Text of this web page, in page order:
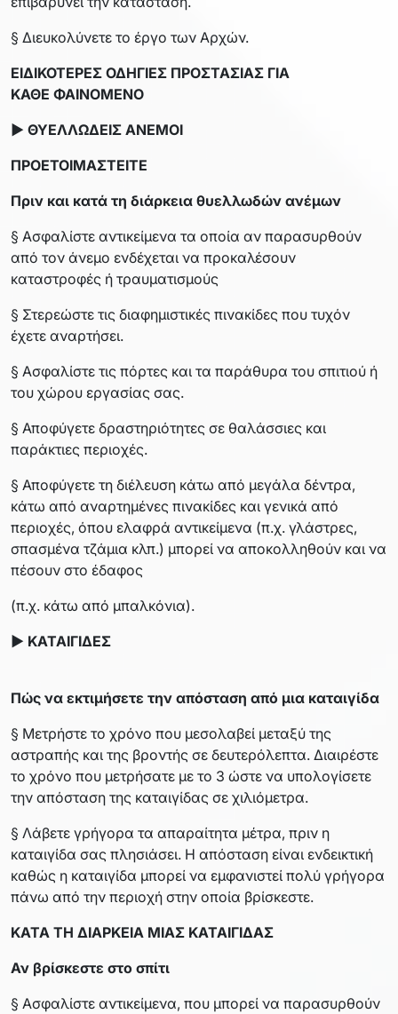
§ Διευκολύνετε το έργο των Αρχών.
ΕΙΔΙΚΟΤΕΡΕΣ ΟΔΗΓΙΕΣ ΠΡΟΣΤΑΣΙΑΣ ΓΙΑ
ΚΑΘΕ ΦΑΙΝΟΜΕΝΟ
► ΘΥΕΛΛΩΔΕΙΣ ΑΝΕΜΟΙ
ΠΡΟΕΤΟΙΜΑΣΤΕΙΤΕ
Πριν και κατά τη διάρκεια θυελλωδών ανέμων
§ Ασφαλίστε αντικείμενα τα οποία αν παρασυρθούν
από τον άνεμο ενδέχεται να προκαλέσουν
καταστροφές ή τραυματισμούς
§ Στερεώστε τις διαφημιστικές πινακίδες που τυχόν
έχετε αναρτήσει.
§ Ασφαλίστε τις πόρτες και τα παράθυρα του σπιτιού ή
του χώρου εργασίας σας.
§ Αποφύγετε δραστηριότητες σε θαλάσσιες και
παράκτιες περιοχές.
§ Αποφύγετε τη διέλευση κάτω από μεγάλα δέντρα,
κάτω από αναρτημένες πινακίδες και γενικά από
περιοχές, όπου ελαφρά αντικείμενα (π.χ. γλάστρες,
σπασμένα τζάμια κλπ.) μπορεί να αποκολληθούν και να
πέσουν στο έδαφος
(π.χ. κάτω από μπαλκόνια).
► ΚΑΤΑΙΓΙΔΕΣ
Πώς να εκτιμήσετε την απόσταση από μια καταιγίδα
§ Μετρήστε το χρόνο που μεσολαβεί μεταξύ της
αστραπής και της βροντής σε δευτερόλεπτα. Διαιρέστε
το χρόνο που μετρήσατε με το 3 ώστε να υπολογίσετε
την απόσταση της καταιγίδας σε χιλιόμετρα.
§ Λάβετε γρήγορα τα απαραίτητα μέτρα, πριν η
καταιγίδα σας πλησιάσει. Η απόσταση είναι ενδεικτική
καθώς η καταιγίδα μπορεί να εμφανιστεί πολύ γρήγορα
πάνω από την περιοχή στην οποία βρίσκεστε.
ΚΑΤΑ ΤΗ ΔΙΑΡΚΕΙΑ ΜΙΑΣ ΚΑΤΑΙΓΙΔΑΣ
Αν βρίσκεστε στο σπίτι
§ Ασφαλίστε αντικείμενα, που μπορεί να παρασυρθούν